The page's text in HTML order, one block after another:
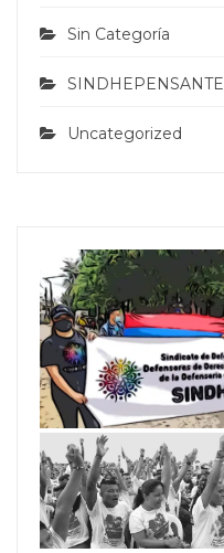
Sin Categoría
SINDHEPENSANTE
Uncategorized